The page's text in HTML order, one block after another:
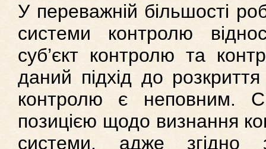
У переважній більшості
системи контролю
суб’єкт контролю та
даний підхід до розкриття
контролю є неповним.
позицією щодо визнання
системи, адже згідно